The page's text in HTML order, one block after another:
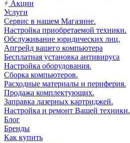
Акции
Услуги
Сервис в нашем Магазине.
Настройка приобретаемой техники.
Обслуживание юридических лиц.
Апгрейд вашего компьютера
Бесплатная установка антивируса
Настройка оборудования.
Сборка компьютеров.
Расходные материалы и периферия.
Продажа комплектующих.
Заправка лазерных картриджей.
Настройка и ремонт Вашей техники.
Блог
Бренды
Как купить